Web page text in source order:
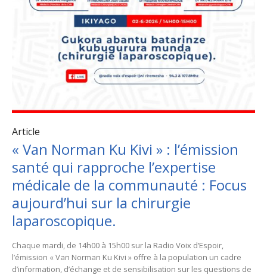
Article
« Van Norman Ku Kivi » : l’émission
santé qui rapproche l’expertise
médicale de la communauté : Focus
aujourd’hui sur la chirurgie
laparoscopique.
Chaque mardi, de 14h00 à 15h00 sur la Radio Voix d’Espoir,
l’émission « Van Norman Ku Kivi » offre à la population un cadre
d’information, d’échange et de sensibilisation sur les questions de